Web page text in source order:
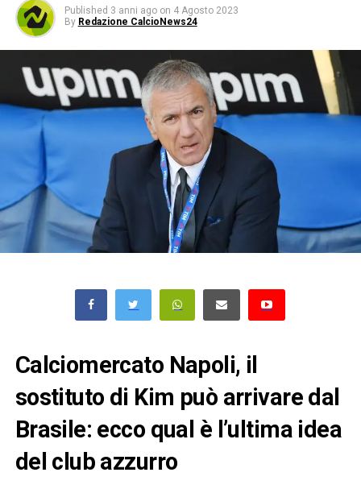
Published 3 anni ago on 4 Agosto 2023
By Redazione CalcioNews24
Calciomercato Napoli, il
sostituto di Kim può arrivare dal
Brasile: ecco qual è l’ultima idea
del club azzurro